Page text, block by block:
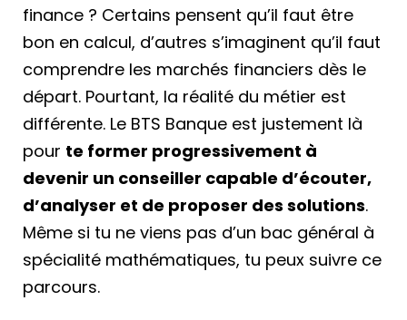
finance ? Certains pensent qu’il faut être
bon en calcul, d’autres s’imaginent qu’il faut
comprendre les marchés financiers dès le
départ. Pourtant, la réalité du métier est
différente. Le BTS Banque est justement là
pour te former progressivement à
devenir un conseiller capable d’écouter,
d’analyser et de proposer des solutions.
Même si tu ne viens pas d’un bac général à
spécialité mathématiques, tu peux suivre ce
parcours.